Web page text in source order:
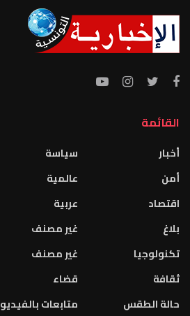
القائمة
أخبار
أمن
اقتصاد
بلاغ
تكنولوجيا
ثقافة
حالة الطقس
سياسة
عالمية
عربية
غير مصنف
غير مصنف
قضاء
متابعات بالفيديو